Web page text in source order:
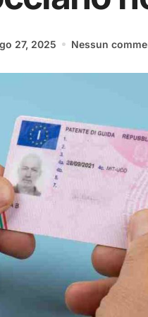
27, 2025 Nessun